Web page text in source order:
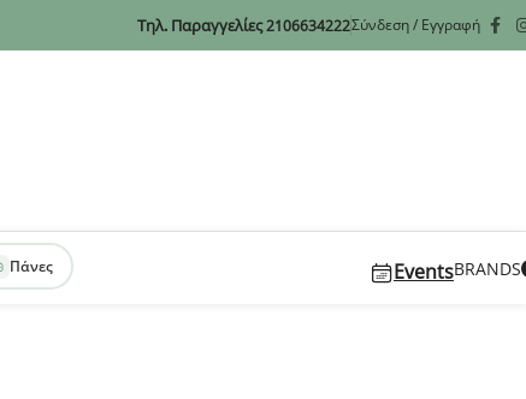
Τηλ. Παραγγελίες2106634222Σύνδεση / Εγγραφή
Πάνες EventsBRANDS